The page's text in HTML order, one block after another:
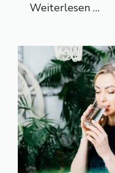
Weiterlesen …